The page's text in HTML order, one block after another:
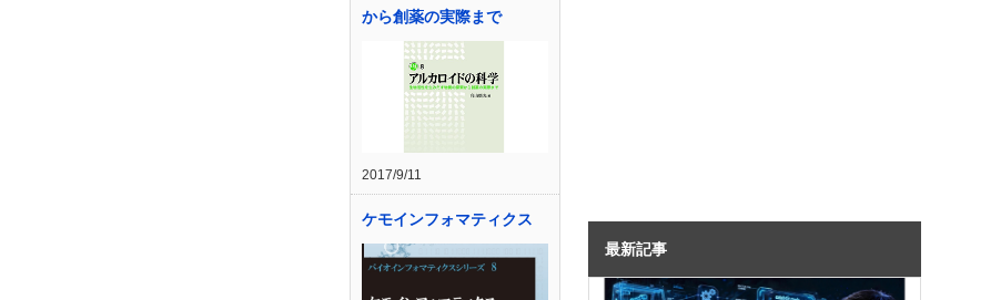
から創薬の実際まで
2017/9/11
ケモインフォマティクス
最新記事